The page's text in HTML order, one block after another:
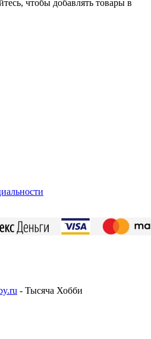
чтобы добавлять товары в
- Тысяча Хобби